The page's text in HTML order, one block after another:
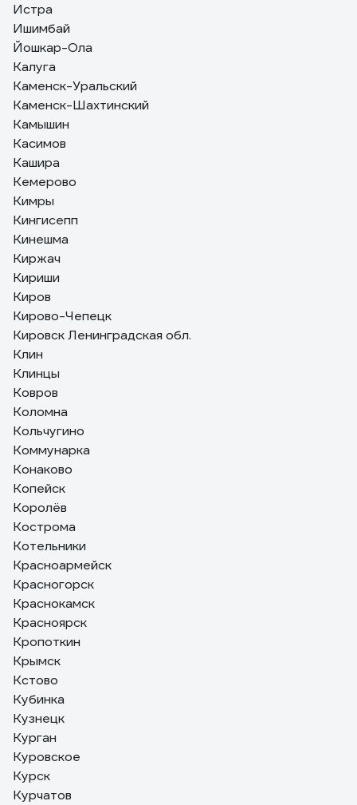
Истра
Ишимбай
Йошкар-Ола
Калуга
Каменск-Уральский
Каменск-Шахтинский
Камышин
Касимов
Кашира
Кемерово
Кимры
Кингисепп
Кинешма
Киржач
Кириши
Киров
Кирово-Чепецк
Кировск Ленинградская обл.
Клин
Клинцы
Ковров
Коломна
Кольчугино
Коммунарка
Конаково
Копейск
Королёв
Кострома
Котельники
Красноармейск
Красногорск
Краснокамск
Красноярск
Кропоткин
Крымск
Кстово
Кубинка
Кузнецк
Курган
Куровское
Курск
Курчатов